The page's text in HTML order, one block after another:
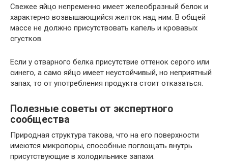
Свежее яйцо непременно имеет желеобразный белок и
характерно возвышающийся желток над ним. В общей
массе не должно присутствовать капель и кровавых
сгустков.
Если у отварного белка присутствие оттенок серого или
синего, а само яйцо имеет неустойчивый, но неприятный
запах, то от употребления продукта стоит отказаться.
Полезные советы от экспертного
сообщества
Природная структура такова, что на его поверхности
имеются микропоры, способные поглощать внутрь
присутствующие в холодильнике запахи.